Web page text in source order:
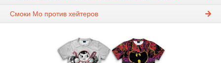
Смоки Мо против хейтеров